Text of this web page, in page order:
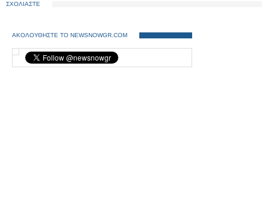
ΣΧΟΛΙΑΣΤΕ
ΑΚΟΛΟΥΘΗΣΤΕ ΤΟ NEWSNOWGR.COM